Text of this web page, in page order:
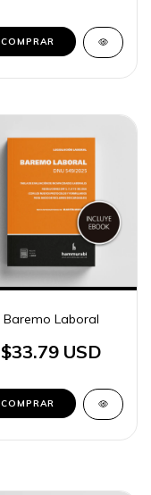
COMPRAR
Baremo Laboral
$33.79 USD
COMPRAR